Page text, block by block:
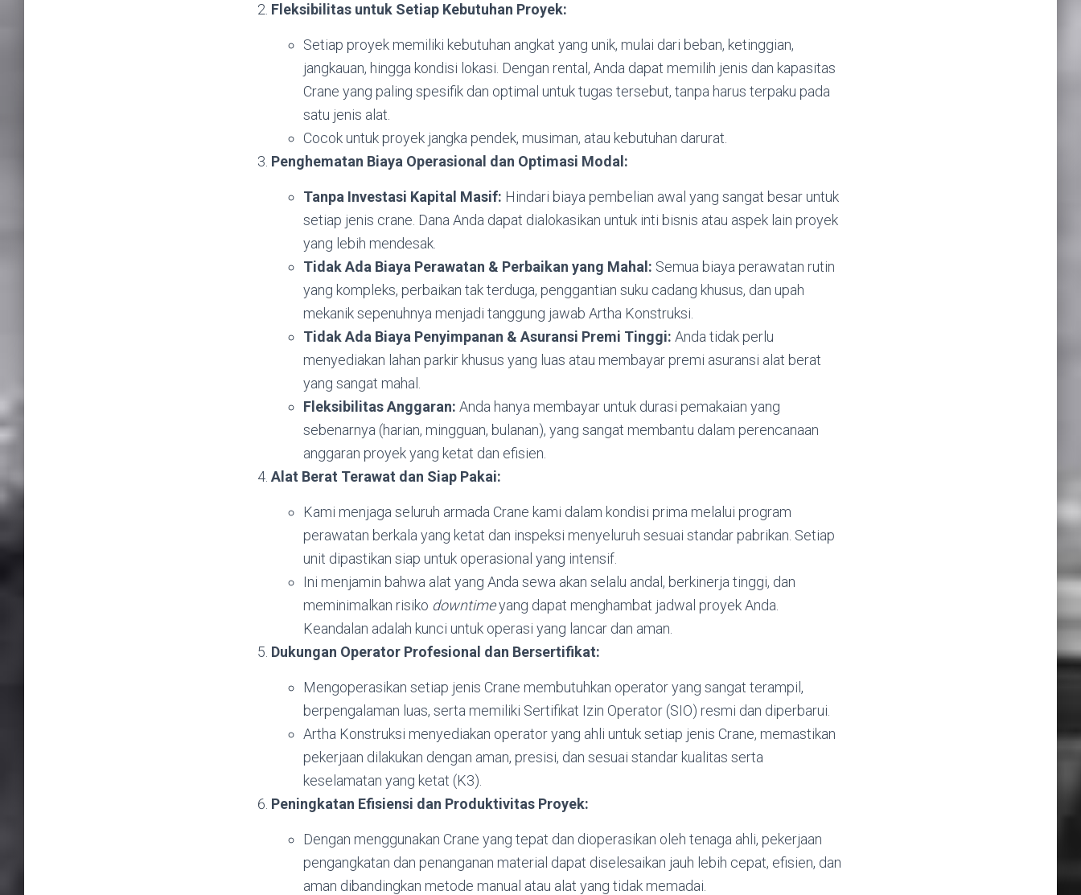
Fleksibilitas untuk Setiap Kebutuhan Proyek:
Setiap proyek memiliki kebutuhan angkat yang unik, mulai dari beban, ketinggian,
jangkauan, hingga kondisi lokasi. Dengan rental, Anda dapat memilih jenis dan kapasitas
Crane yang paling spesifik dan optimal untuk tugas tersebut, tanpa harus terpaku pada
satu jenis alat.
Cocok untuk proyek jangka pendek, musiman, atau kebutuhan darurat.
Penghematan Biaya Operasional dan Optimasi Modal:
Tanpa Investasi Kapital Masif: Hindari biaya pembelian awal yang sangat besar untuk
setiap jenis crane. Dana Anda dapat dialokasikan untuk inti bisnis atau aspek lain proyek
yang lebih mendesak.
Tidak Ada Biaya Perawatan & Perbaikan yang Mahal: Semua biaya perawatan rutin
yang kompleks, perbaikan tak terduga, penggantian suku cadang khusus, dan upah
mekanik sepenuhnya menjadi tanggung jawab Artha Konstruksi.
Tidak Ada Biaya Penyimpanan & Asuransi Premi Tinggi: Anda tidak perlu
menyediakan lahan parkir khusus yang luas atau membayar premi asuransi alat berat
yang sangat mahal.
Fleksibilitas Anggaran: Anda hanya membayar untuk durasi pemakaian yang
sebenarnya (harian, mingguan, bulanan), yang sangat membantu dalam perencanaan
anggaran proyek yang ketat dan efisien.
Alat Berat Terawat dan Siap Pakai:
Kami menjaga seluruh armada Crane kami dalam kondisi prima melalui program
perawatan berkala yang ketat dan inspeksi menyeluruh sesuai standar pabrikan. Setiap
unit dipastikan siap untuk operasional yang intensif.
Ini menjamin bahwa alat yang Anda sewa akan selalu andal, berkinerja tinggi, dan
meminimalkan risiko downtimeyang dapat menghambat jadwal proyek Anda.
Keandalan adalah kunci untuk operasi yang lancar dan aman.
Dukungan Operator Profesional dan Bersertifikat:
Mengoperasikan setiap jenis Crane membutuhkan operator yang sangat terampil,
berpengalaman luas, serta memiliki Sertifikat Izin Operator (SIO) resmi dan diperbarui.
Artha Konstruksi menyediakan operator yang ahli untuk setiap jenis Crane, memastikan
pekerjaan dilakukan dengan aman, presisi, dan sesuai standar kualitas serta
keselamatan yang ketat (K3).
Peningkatan Efisiensi dan Produktivitas Proyek:
Dengan menggunakan Crane yang tepat dan dioperasikan oleh tenaga ahli, pekerjaan
pengangkatan dan penanganan material dapat diselesaikan jauh lebih cepat, efisien, dan
aman dibandingkan metode manual atau alat yang tidak memadai.